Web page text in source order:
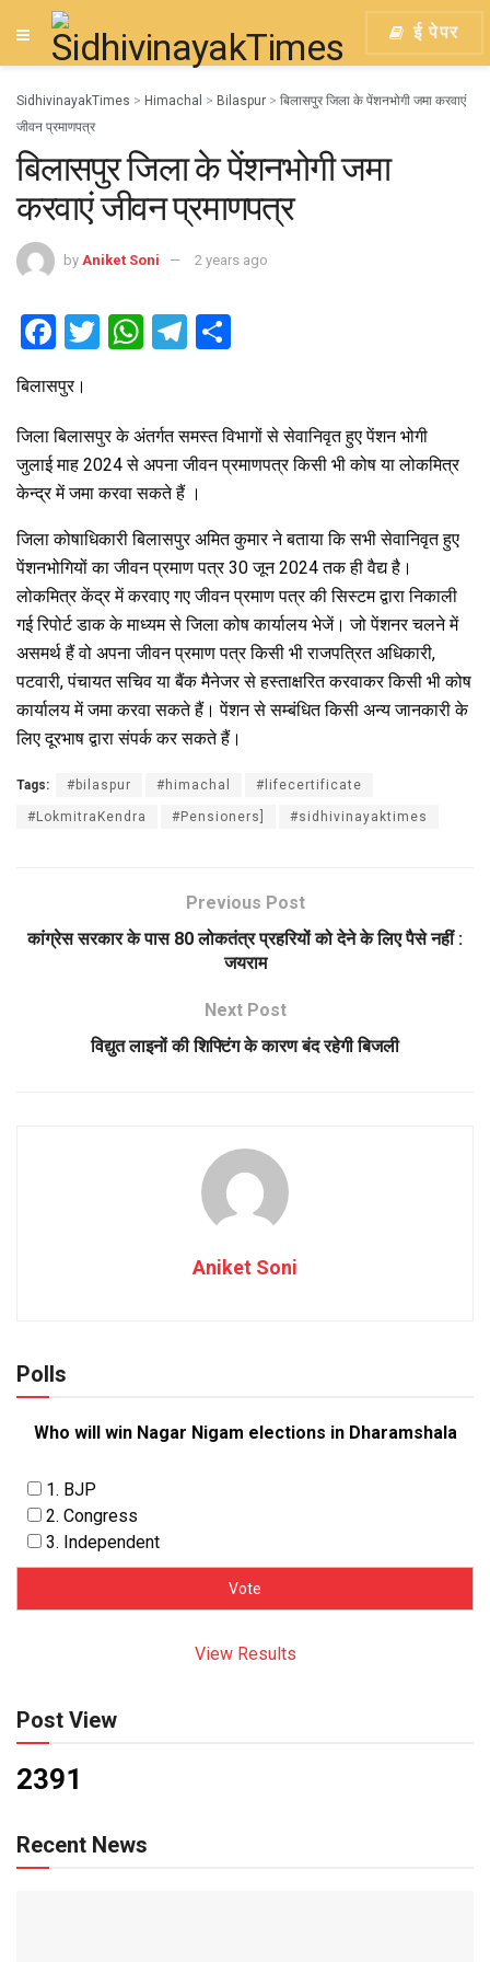
ई पेपर
SidhivinayakTimes > Himachal > Bilaspur > बिलासपुर जिला के पेंशनभोगी जमा करवाएं
जीवन प्रमाणपत्र
बिलासपुर जिला के पेंशनभोगी जमा
करवाएं जीवन प्रमाणपत्र
by Aniket Soni 2 years ago
F
ce
b
o
o
k
T
er
W
s
A
p
p
T
gr
a
m
e
बिलासपुर।
जिला बिलासपुर के अंतर्गत समस्त विभागों से सेवानिवृत हुए पेंशन भोगी
जुलाई माह 2024 से अपना जीवन प्रमाणपत्र किसी भी कोष या लोकमित्र
केन्द्र में जमा करवा सकते हैं ।
जिला कोषाधिकारी बिलासपुर अमित कुमार ने बताया कि सभी सेवानिवृत हुए
पेंशनभोगियों का जीवन प्रमाण पत्र 30 जून 2024 तक ही वैद्य है।
लोकमित्र केंद्र में करवाए गए जीवन प्रमाण पत्र की सिस्टम द्वारा निकाली
गई रिपोर्ट डाक के माध्यम से जिला कोष कार्यालय भेजें। जो पेंशनर चलने में
असमर्थ हैं वो अपना जीवन प्रमाण पत्र किसी भी राजपत्रित अधिकारी,
पटवारी, पंचायत सचिव या बैंक मैनेजर से हस्ताक्षरित करवाकर किसी भी कोष
कार्यालय में जमा करवा सकते हैं। पेंशन से सम्बंधित किसी अन्य जानकारी के
लिए दूरभाष द्वारा संपर्क कर सकते हैं।
Tags: #bilaspur #himachal #lifecertificate
#LokmitraKendra #Pensioners] #sidhivinayaktimes
Previous Post
कांग्रेस सरकार के पास 80 लोकतंत्र प्रहरियों को देने के लिए पैसे नहीं :
जयराम
Next Post
विद्युत लाइनों की शिफ्टिंग के कारण बंद रहेगी बिजली
Aniket Soni
Polls
Who will win Nagar Nigam elections in Dharamshala
1. BJP
2. Congress
3. Independent
View Results
Post View
2391
Recent News